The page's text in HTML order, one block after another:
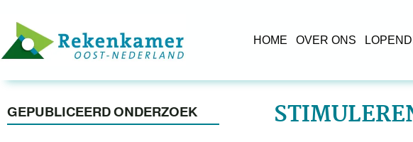
HOME OVER ONS
GEPUBLICEERD ONDERZOEK